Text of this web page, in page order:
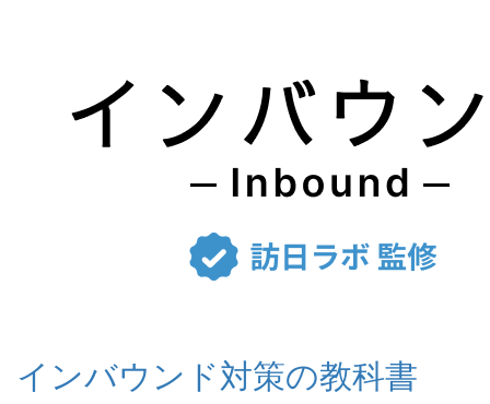
インバウンド対策の教科書